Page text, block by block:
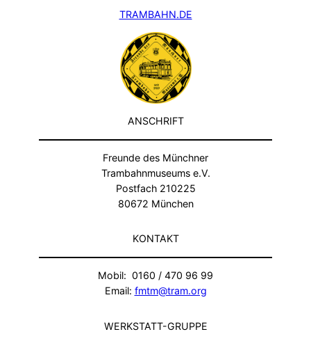
TRAMBAHN.DE
ANSCHRIFT
Freunde des Münchner
Trambahnmuseums e.V.
Postfach 210225
80672 München
KONTAKT
Mobil: 0160 / 470 96 99
Email: fmtm@tram.org
WERKSTATT-GRUPPE